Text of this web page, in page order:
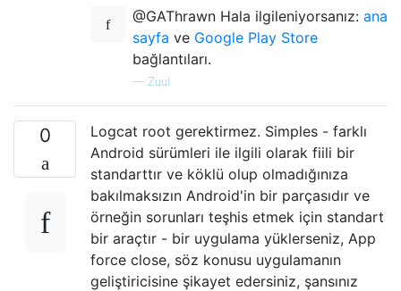
@GAThrawn Hala ilgileniyorsanız: ana
sayfa ve Google Play Store
bağlantıları.
— Zuul
0
Logcat root gerektirmez. Simples - farklı
Android sürümleri ile ilgili olarak fiili bir
standarttır ve köklü olup olmadığınıza
bakılmaksızın Android'in bir parçasıdır ve
örneğin sorunları teşhis etmek için standart
bir araçtır - bir uygulama yüklerseniz, App
force close, söz konusu uygulamanın
geliştiricisine şikayet edersiniz, şansınız